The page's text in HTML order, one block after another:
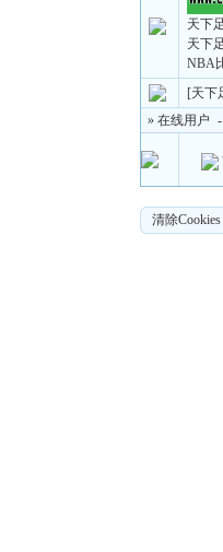
天下
天下
NBA
[天下
» 在线用户
清除Cookies